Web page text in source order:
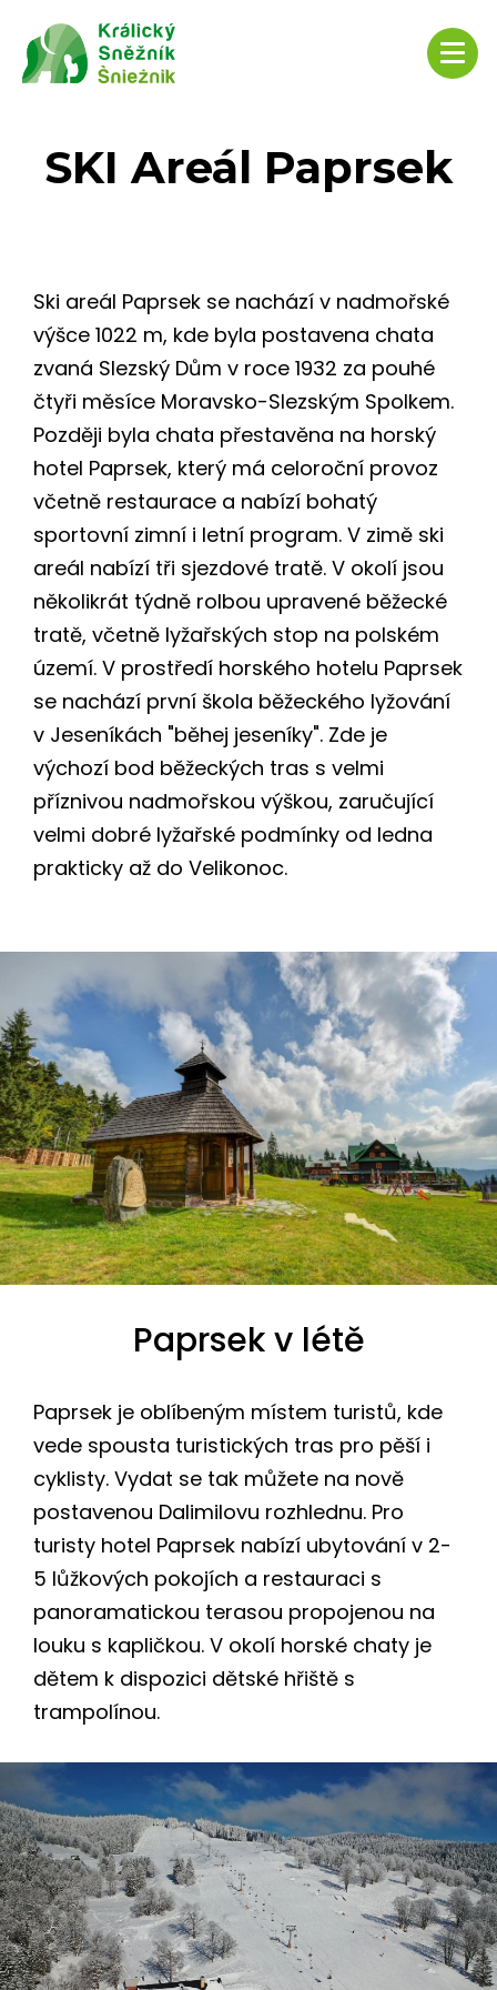
SKI Areál Paprsek
Ski areál Paprsek se nachází v nadmořské
výšce 1022 m, kde byla postavena chata
zvaná Slezský Dům v roce 1932 za pouhé
čtyři měsíce Moravsko-Slezským Spolkem.
Později byla chata přestavěna na horský
hotel Paprsek, který má celoroční provoz
včetně restaurace a nabízí bohatý
sportovní zimní i letní program. V zimě ski
areál nabízí tři sjezdové tratě. V okolí jsou
několikrát týdně rolbou upravené běžecké
tratě, včetně lyžařských stop na polském
území. V prostředí horského hotelu Paprsek
se nachází první škola běžeckého lyžování
v Jeseníkách "běhej jeseníky". Zde je
výchozí bod běžeckých tras s velmi
příznivou nadmořskou výškou, zaručující
velmi dobré lyžařské podmínky od ledna
prakticky až do Velikonoc.
Paprsek v létě
Paprsek je oblíbeným místem turistů, kde
vede spousta turistických tras pro pěší i
cyklisty. Vydat se tak můžete na nově
postavenou Dalimilovu rozhlednu. Pro
turisty hotel Paprsek nabízí ubytování v 2-
5 lůžkových pokojích a restauraci s
panoramatickou terasou propojenou na
louku s kapličkou. V okolí horské chaty je
dětem k dispozici dětské hřiště s
trampolínou.